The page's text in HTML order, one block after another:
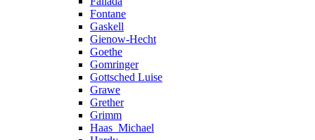
Fontane
Gaskell
Gienow-Hecht
Goethe
Gomringer
Gottsched Luise
Grawe
Grether
Grimm
Haas_Michael